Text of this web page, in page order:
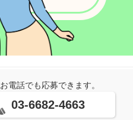
お電話でも応募できます。
03-6682-4663